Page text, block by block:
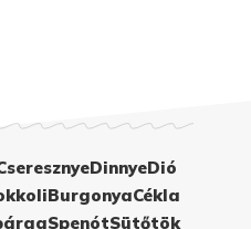
DinnyeDió
BurgonyaCékla
SpenótSütőtök